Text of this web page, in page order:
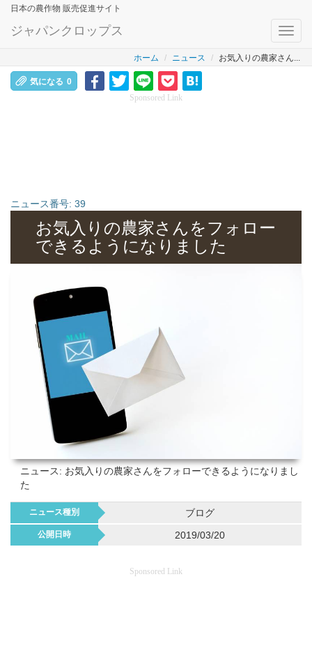
日本の農作物 販売促進サイト
ジャパンクロップス
ホーム ニュース お気入りの農家さん...
気になる 0
Sponsored Link
ニュース番号: 39
お気入りの農家さんをフォロー
できるようになりました
ニュース: お気入りの農家さんをフォローできるようになりまし
た
ニュース種別 ブログ
公開日時 2019/03/20
Sponsored Link